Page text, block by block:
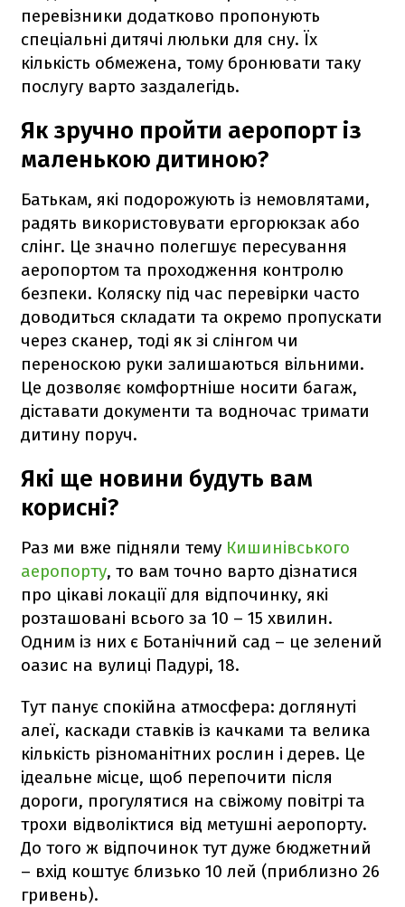
перевізники додатково пропонують
спеціальні дитячі люльки для сну. Їх
кількість обмежена, тому бронювати таку
послугу варто заздалегідь.
Як зручно пройти аеропорт із
маленькою дитиною?
Батькам, які подорожують із немовлятами,
радять використовувати ергорюкзак або
слінг. Це значно полегшує пересування
аеропортом та проходження контролю
безпеки. Коляску під час перевірки часто
доводиться складати та окремо пропускати
через сканер, тоді як зі слінгом чи
переноскою руки залишаються вільними.
Це дозволяє комфортніше носити багаж,
діставати документи та водночас тримати
дитину поруч.
Які ще новини будуть вам
корисні?
Раз ми вже підняли тему Кишинівського
аеропорту, то вам точно варто дізнатися
про цікаві локації для відпочинку, які
розташовані всього за 10 – 15 хвилин.
Одним із них є Ботанічний сад – це зелений
оазис на вулиці Падурі, 18.
Тут панує спокійна атмосфера: доглянуті
алеї, каскади ставків із качками та велика
кількість різноманітних рослин і дерев. Це
ідеальне місце, щоб перепочити після
дороги, прогулятися на свіжому повітрі та
трохи відволіктися від метушні аеропорту.
До того ж відпочинок тут дуже бюджетний
– вхід коштує близько 10 лей (приблизно 26
гривень).